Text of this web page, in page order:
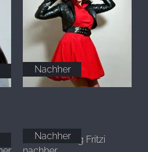
Nachher
Nachher